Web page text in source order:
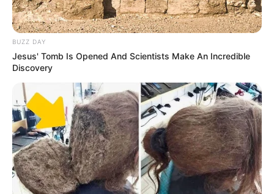
Serem! 9 Chat Ojek Online &
Pelanggan Ini Bikin Auto
Merinding
BUZZ DAY
Jesus' Tomb Is Opened And Scientists Make An Incredible
Discovery